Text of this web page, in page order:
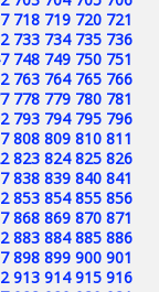
718 719 720 721
733 734 735 736
748 749 750 751
763 764 765 766
778 779 780 781
793 794 795 796
808 809 810 811
823 824 825 826
838 839 840 841
853 854 855 856
868 869 870 871
883 884 885 886
898 899 900 901
913 914 915 916